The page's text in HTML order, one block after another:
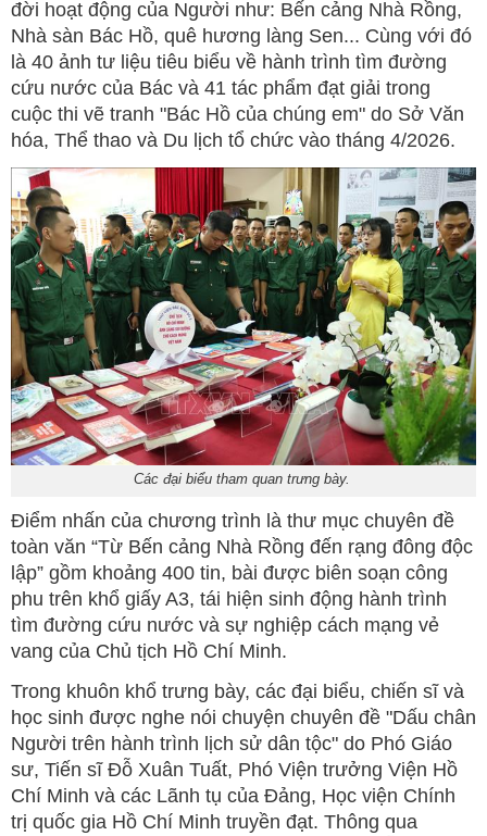
đời hoạt động của Người như: Bến cảng Nhà Rồng,
Nhà sàn Bác Hồ, quê hương làng Sen... Cùng với đó
là 40 ảnh tư liệu tiêu biểu về hành trình tìm đường
cứu nước của Bác và 41 tác phẩm đạt giải trong
cuộc thi vẽ tranh "Bác Hồ của chúng em" do Sở Văn
hóa, Thể thao và Du lịch tổ chức vào tháng 4/2026.
Các đại biểu tham quan trưng bày.
Điểm nhấn của chương trình là thư mục chuyên đề
toàn văn “Từ Bến cảng Nhà Rồng đến rạng đông độc
lập” gồm khoảng 400 tin, bài được biên soạn công
phu trên khổ giấy A3, tái hiện sinh động hành trình
tìm đường cứu nước và sự nghiệp cách mạng vẻ
vang của Chủ tịch Hồ Chí Minh.
Trong khuôn khổ trưng bày, các đại biểu, chiến sĩ và
học sinh được nghe nói chuyện chuyên đề "Dấu chân
Người trên hành trình lịch sử dân tộc" do Phó Giáo
sư, Tiến sĩ Đỗ Xuân Tuất, Phó Viện trưởng Viện Hồ
Chí Minh và các Lãnh tụ của Đảng, Học viện Chính
trị quốc gia Hồ Chí Minh truyền đạt. Thông qua